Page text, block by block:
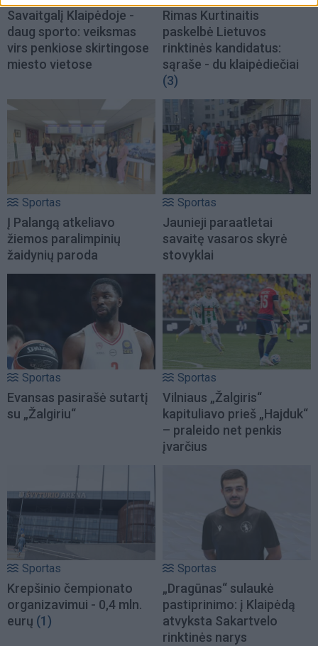
Savaitgalį Klaipėdoje -
daug sporto: veiksmas
virs penkiose skirtingose
miesto vietose
Rimas Kurtinaitis
paskelbė Lietuvos
rinktinės kandidatus:
sąraše - du klaipėdiečiai
(3)
Sportas
Į Palangą atkeliavo
žiemos paralimpinių
žaidynių paroda
Sportas
Jaunieji paraatletai
savaitę vasaros skyrė
stovyklai
Sportas
Evansas pasirašė sutartį
su „Žalgiriu“
Sportas
Vilniaus „Žalgiris“
kapituliavo prieš „Hajduk“
– praleido net penkis
įvarčius
Sportas
Krepšinio čempionato
organizavimui - 0,4 mln.
eurų (1)
Sportas
„Dragūnas“ sulaukė
pastiprinimo: į Klaipėdą
atvyksta Sakartvelo
rinktinės narys